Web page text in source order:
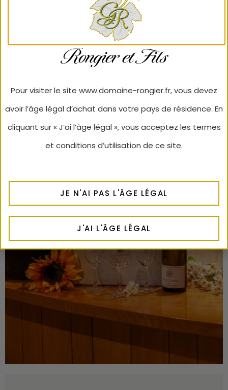
Rongier et Fils
Pour visiter le site www.domaine-rongier.fr, vous devez
avoir l’âge légal d’achat dans votre pays de résidence. En
cliquant sur « J’ai l’âge légal », vous acceptez les termes
et conditions d’utilisation de ce site.
JE N'AI PAS L'ÂGE LÉGAL
J'AI L'ÂGE LÉGAL